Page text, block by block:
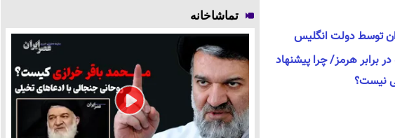
توسط دولت انگلیس
برابر هرمز/ چرا پیشنهاد
نیست؟
تماشاخانه